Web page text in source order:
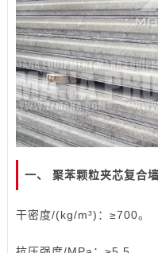
一、 聚苯颗粒夹芯复合
干密度/(kg/m³)：≥700。